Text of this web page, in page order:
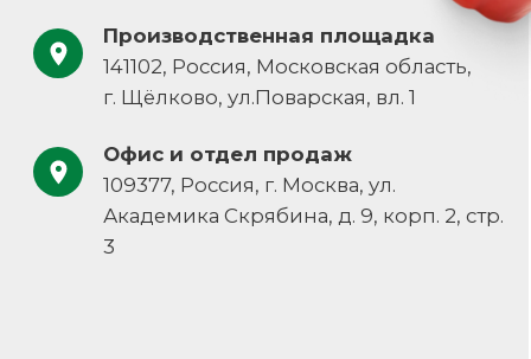
+7 (495) 709-87-10
Пользовательское соглашение
Каталог
О компании
Наши решения
zakazzi@slasti.ru